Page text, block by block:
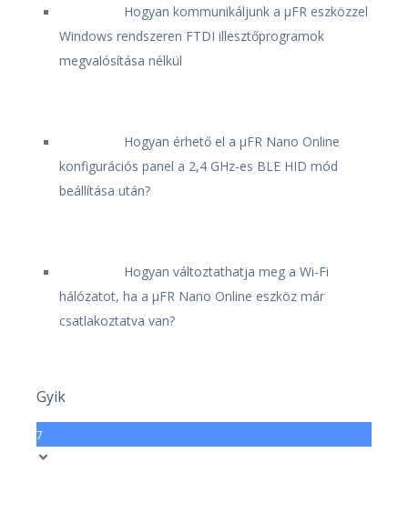
Hogyan kommunikáljunk a μFR eszközzel
Windows rendszeren FTDI illesztőprogramok
megvalósítása nélkül
Hogyan érhető el a μFR Nano Online
konfigurációs panel a 2,4 GHz-es BLE HID mód
beállítása után?
Hogyan változtathatja meg a Wi-Fi
hálózatot, ha a μFR Nano Online eszköz már
csatlakoztatva van?
Gyik
7